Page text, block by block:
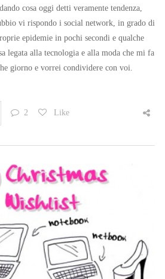
cosa oggi detti veramente tendenza,
vi rispondo i social network, in grado di
epidemie in pochi secondi e qualche
legata alla tecnologia e alla moda che mi fa
giorno e vorrei condividere con voi.
2 Like